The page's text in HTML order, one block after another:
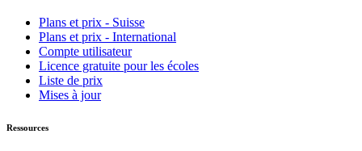
Plans et prix - Suisse
Plans et prix - International
Compte utilisateur
Licence gratuite pour les écoles
Liste de prix
Mises à jour
Ressources